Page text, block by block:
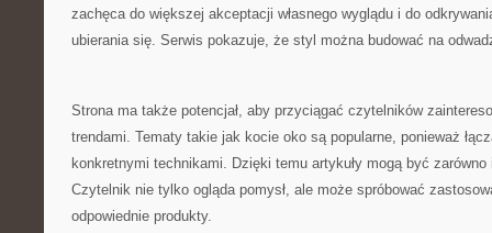
zachęca do większej akceptacji własnego wyglądu i do
ubierania się. Serwis pokazuje, że styl można budować na
Strona ma także potencjał, aby przyciągać czytelników
trendami. Tematy takie jak kocie oko są popularne, ponieważ
konkretnymi technikami. Dzięki temu artykuły mogą być
Czytelnik nie tylko ogląda pomysł, ale może spróbować
odpowiednie produkty.